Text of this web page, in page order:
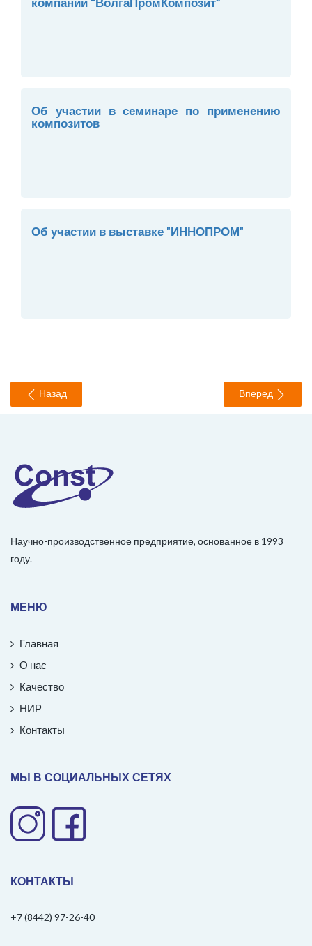
компании “ВолгаПромКомпозит”
Об участии в семинаре по применению
композитов
Об участии в выставке "ИННОПРОМ"
Назад Вперед
Научно-производственное предприятие, основанное в 1993
году.
МЕНЮ
Главная
О нас
Качество
НИР
Контакты
МЫ В СОЦИАЛЬНЫХ СЕТЯХ
КОНТАКТЫ
+7 (8442) 97-26-40